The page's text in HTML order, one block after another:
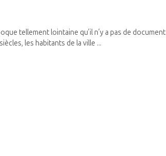
tellement lointaine qu’il n’y a pas de document
les habitants de la ville ...